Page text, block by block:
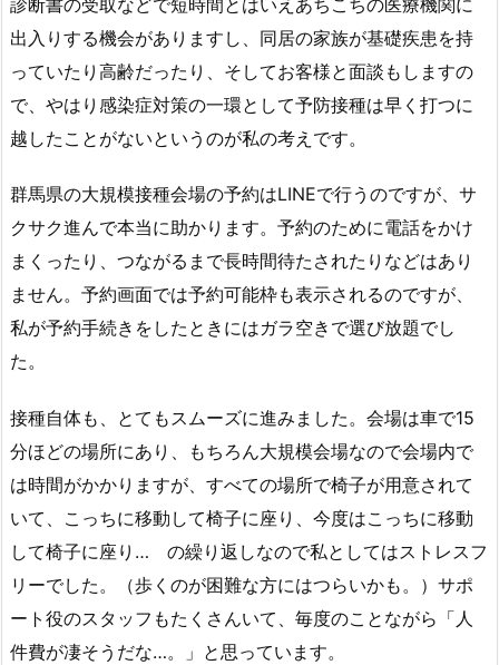
出入りする機会がありますし、同居の家族が基礎疾患を持
っていたり高齢だったり、そしてお客様と面談もしますの
で、やはり感染症対策の一環として予防接種は早く打つに
越したことがないというのが私の考えです。
群馬県の大規模接種会場の予約はLINEで行うのですが、サ
クサク進んで本当に助かります。予約のために電話をかけ
まくったり、つながるまで長時間待たされたりなどはあり
ません。予約画面では予約可能枠も表示されるのですが、
私が予約手続きをしたときにはガラ空きで選び放題でし
た。
接種自体も、とてもスムーズに進みました。会場は車で15
分ほどの場所にあり、もちろん大規模会場なので会場内で
は時間がかかりますが、すべての場所で椅子が用意されて
いて、こっちに移動して椅子に座り、今度はこっちに移動
して椅子に座り… の繰り返しなので私としてはストレスフ
リーでした。（歩くのが困難な方にはつらいかも。）サポ
ート役のスタッフもたくさんいて、毎度のことながら「人
件費が凄そうだな…。」と思っています。